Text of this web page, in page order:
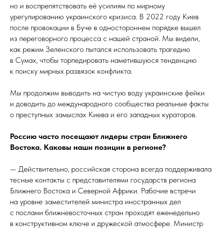
но и воспрепятствовать её усилиям по мирному
урегулированию украинского кризиса. В 2022 году Киев
после провокации в Буче в одностороннем порядке вышел
из переговорного процесса с нашей страной. Мы видели,
как режим Зеленского пытался использовать трагедию
в Сумах, чтобы торпедировать наметившуюся тенденцию
к поиску мирных развязок конфликта.
Мы продолжим выводить на чистую воду украинские фейки
и доводить до международного сообщества реальные факты
о преступных замыслах Киева и его западных кураторов.
Россию часто посещают лидеры стран Ближнего
Востока. Каковы наши позиции в регионе?
— Действительно, российская сторона всегда поддерживала
тесные контакты с представителями государств региона
Ближнего Востока и Северной Африки. Рабочие встречи
на уровне заместителей министра иностранных дел
с послами ближневосточных стран проходят еженедельно
в конструктивном ключе и дружеской атмосфере. Министр